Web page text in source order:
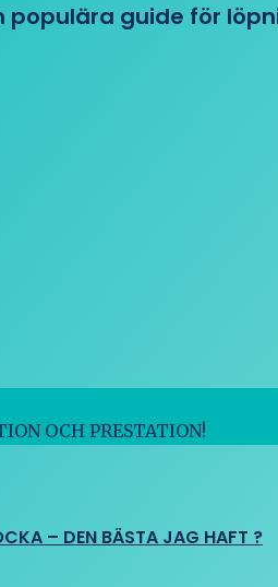
populära guide för
OCH PRESTATION!
– DEN BÄSTA JAG HAFT ?